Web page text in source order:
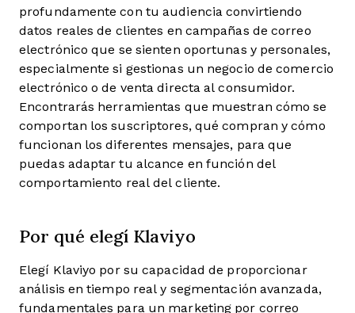
profundamente con tu audiencia convirtiendo
datos reales de clientes en campañas de correo
electrónico que se sienten oportunas y personales,
especialmente si gestionas un negocio de comercio
electrónico o de venta directa al consumidor.
Encontrarás herramientas que muestran cómo se
comportan los suscriptores, qué compran y cómo
funcionan los diferentes mensajes, para que
puedas adaptar tu alcance en función del
comportamiento real del cliente.
Por qué elegí Klaviyo
Elegí Klaviyo por su capacidad de proporcionar
análisis en tiempo real y segmentación avanzada,
fundamentales para un marketing por correo